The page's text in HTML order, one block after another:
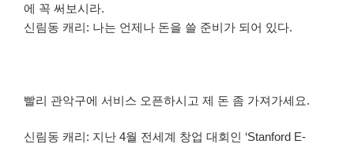
에 꼭 써보시라.
신림동 캐리: 나는 언제나 돈을 쓸 준비가 되어 있다.
빨리 관악구에 서비스 오픈하시고 제 돈 좀 가져가세요.
신림동 캐리: 지난 4월 전세계 창업 대회인 ‘Stanford E-